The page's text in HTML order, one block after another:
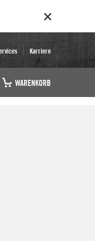
Karriere
WARENKORB